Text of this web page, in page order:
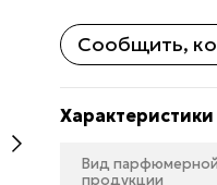
Сообщить,
Характеристики
Вид парфюмерной
продукции